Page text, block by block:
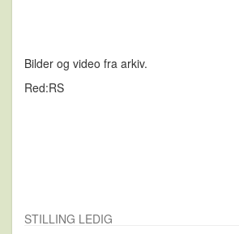
Bilder og video fra arkiv.
Red:RS
STILLING LEDIG